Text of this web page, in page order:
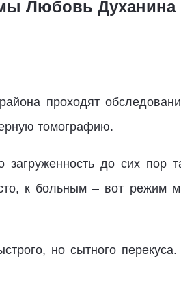
Любовь Духанина
проходят
томографию.
до сих пор
к больным – вот режим
но сытного